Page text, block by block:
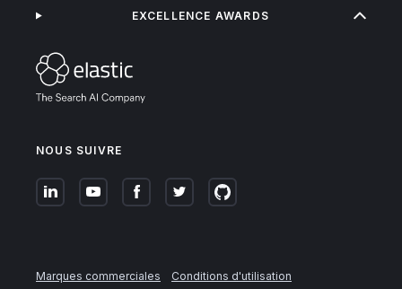
NOUS SUIVRE
EXCELLENCE AWARDS
Marques commerciales
Conditions d'utilisation